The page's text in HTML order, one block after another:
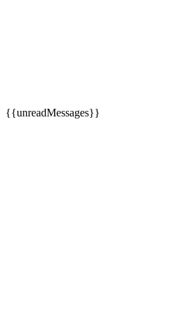
{{unreadMessages}}